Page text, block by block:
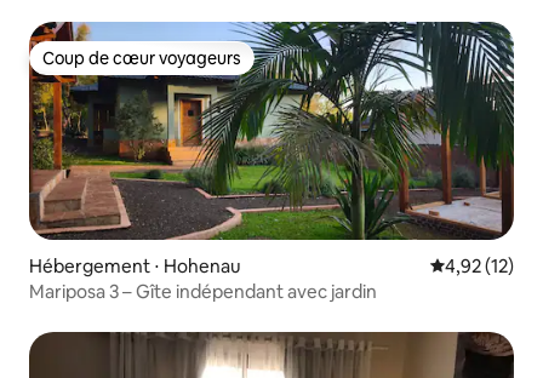
Coup de cœur voyageurs
Coup de cœur voyageurs
Hébergement ⋅ Hohenau Évaluation
4,92 (12)
Mariposa 3 – Gîte indépendant avec jardin